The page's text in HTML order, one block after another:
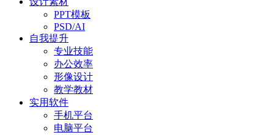
PPT模板
PSD/AI
自我提升
专业技能
办公效率
形像设计
教学教材
实用软件
手机平台
电脑平台